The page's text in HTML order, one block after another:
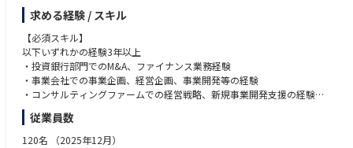
【具体的な業務内容】
◆代表・経営陣および事業部門（営業・開発）と協働して、全社／事業戦
略の立案
◆事業戦略に基づく戦術設計および実行支援
◆事業KPIの設計、および事業データを活用した事業運営体制の構築
◆政策・顧客・市場・競合分析からの定量・定性インサイト抽出、それを
◆提案資料、営業資料、プレゼン資料の企画・整備
◆各部署を横断したプロジェクト推進（営業、開発、CSなど）
求める経験 / スキル
【必須スキル】
以下いずれかの経験3年以上
・投資銀行部門でのM&A、ファイナンス業務経験
・事業会社での事業企画、経営企画、事業開発等の経験
・コンサルティングファームでの経営戦略、新規事業開発支援の経験
・高いコミュニケーション能力と社内外の関係者と円滑に連携できる能力
【歓迎スキル】
従業員数
120名 （2025年12月）